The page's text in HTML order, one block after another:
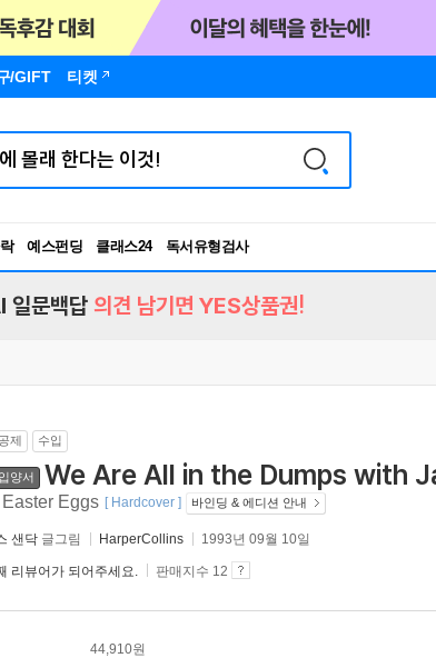
/GIFT 티켓
예스펀딩 클래스24
독서유형검사
RBTI Lab
일문백답 의견 남기면 YES상품권!
제 수입
양서 We Are All in the Dumps with
Eggs [ Hardcover ] 바인딩 & 에디션 안내
샌닥 글그림 HarperCollins 1993년 09월 10일
리뷰어가 되어주세요. 판매지수 12
44,910원